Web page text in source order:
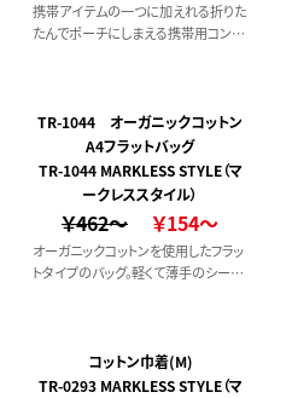
携帯アイテムの一つに加えれる折りた
たんでポーチにしまえる携帯用コンパ
TR-1044 オーガニックコットン
A4フラットバッグ
TR-1044 MARKLESS STYLE（マ
ークレススタイル）
￥462～ ￥154～
オーガニックコットンを使用したフラッ
トタイプのバッグ。軽くて薄手のシーチ
コットン巾着(M)
TR-0293 MARKLESS STYLE（マ